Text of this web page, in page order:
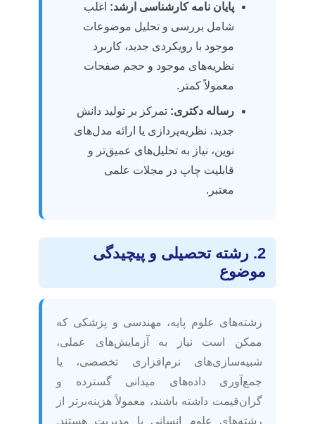
پایان نامه کارشناسی ارشد:اغلب
شامل بررسی و تحلیل موضوعات
موجود با رویکردی جدید، کاربرد
نظریه‌های موجود و حجم صفحات
معمولاً کمتر.
رساله دکتری:تمرکز بر تولید دانش
جدید، نظریه‌پردازی یا ارائه مدل‌های
نوین، نیاز به تحلیل‌های عمیق‌تر و
قابلیت چاپ در مجلات علمی
معتبر.
2. رشته تحصیلی و پیچیدگی
موضوع
رشته‌های علوم پایه، مهندسی و پزشکی که
ممکن است نیاز به آزمایش‌های عملی،
شبیه‌سازی‌های نرم‌افزاری تخصصی، یا
جمع‌آوری داده‌های میدانی گسترده و
گران‌قیمت داشته باشند، معمولاً هزینه‌برتر از
رشته‌های علوم انسانی یا مدیریت هستند.